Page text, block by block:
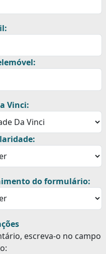
Vinci:
do formulário:
escreva-o no campo